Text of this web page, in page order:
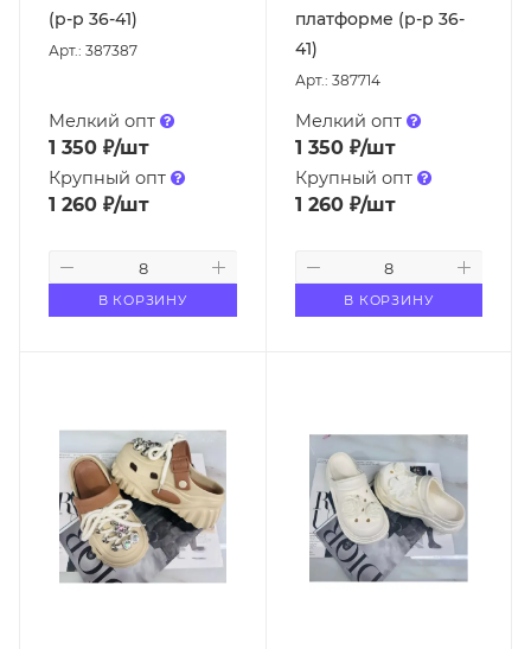
(р-р 36-41)
Арт.: 387387
Мелкий опт
1 350 ₽/шт
Крупный опт
1 260 ₽/шт
В КОРЗИНУ
платформе (р-р 36-
41)
Арт.: 387714
Мелкий опт
1 350₽/шт
Крупный опт
1 260₽/шт
В КОРЗИНУ